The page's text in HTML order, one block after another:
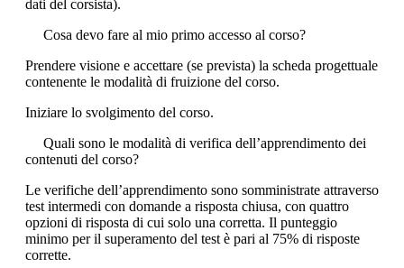
dati del corsista).
Cosa devo fare al mio primo accesso al corso?
Prendere visione e accettare (se prevista) la scheda progettuale
contenente le modalità di fruizione del corso.
Iniziare lo svolgimento del corso.
Quali sono le modalità di verifica dell’apprendimento dei
contenuti del corso?
Le verifiche dell’apprendimento sono somministrate attraverso
test intermedi con domande a risposta chiusa, con quattro
opzioni di risposta di cui solo una corretta. Il punteggio
minimo per il superamento del test è pari al 75% di risposte
corrette.